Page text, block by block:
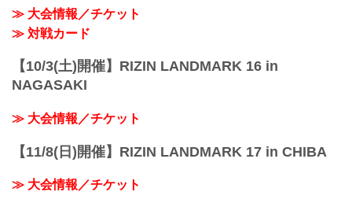
≫ 大会情報／チケット
≫ 対戦カード
【10/3(土)開催】RIZIN LANDMARK 16 in
NAGASAKI
≫ 大会情報／チケット
【11/8(日)開催】RIZIN LANDMARK 17 in CHIBA
≫ 大会情報／チケット